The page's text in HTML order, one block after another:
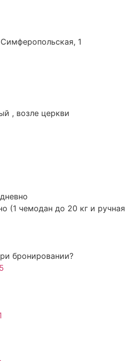
1
, возле церкви
(1 чемодан до 20 кг и ручная
бронировании?